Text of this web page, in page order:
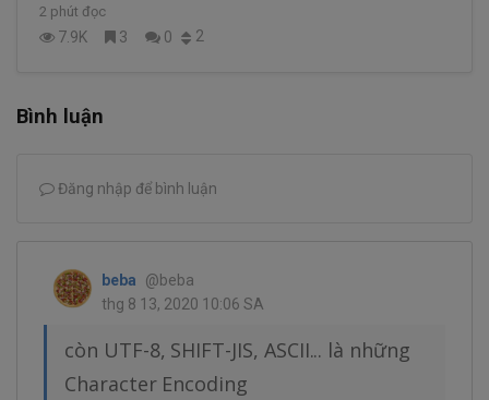
2 phút đọc
7.9K 3 0 2
Bình luận
Đăng nhập để bình luận
beba
@beba
thg 8 13, 2020 10:06 SA
còn UTF-8, SHIFT-JIS, ASCII... là những
Character Encoding